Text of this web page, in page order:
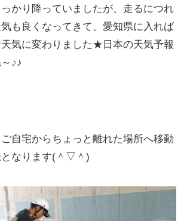
かり降っていましたが、走るにつれ
も良くなってきて、愛知県に入れば
気に変わりました★日本の天気予報
♪♪
自宅からちょっと離れた場所へ移動
となります(＾▽＾)